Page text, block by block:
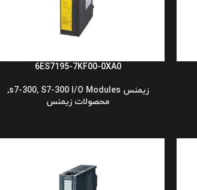
6ES7195-7KF00-0XA0
زیمنس s7-300 , S7-300 I/O Modules
,
محصولات زیمنس